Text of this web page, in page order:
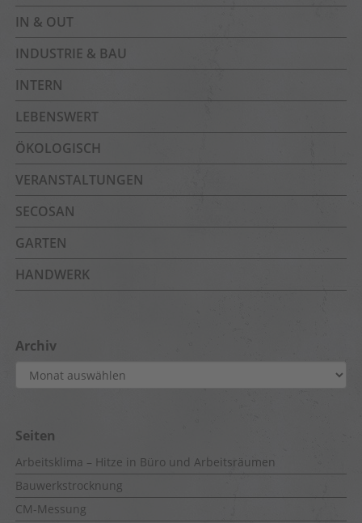
IN & OUT
INDUSTRIE & BAU
INTERN
LEBENSWERT
ÖKOLOGISCH
VERANSTALTUNGEN
SECOSAN
GARTEN
HANDWERK
Archiv
Archiv
Seiten
Arbeitsklima – Hitze in Büro und Arbeitsräumen
Bauwerkstrocknung
CM-Messung